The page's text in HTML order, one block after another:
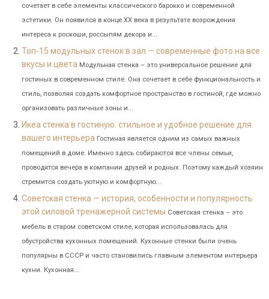
сочетает в себе элементы классического барокко и современной
эстетики. Он появился в конце XX века в результате возрождения
интереса к роскоши, россыпям декора и...
Топ-15 модульных стенок в зал — современные фото на все
вкусы и цвета Модульная стенка – это универсальное решение для
гостиных в современном стиле. Она сочетает в себе функциональность и
стиль, позволяя создать комфортное пространство в гостиной, где можно
организовать различные зоны и...
Икеа стенка в гостиную: стильное и удобное решение для
вашего интерьера Гостиная является одним из самых важных
помещений в доме. Именно здесь собираются все члены семьи,
проводятся вечера в компании друзей и родных. Поэтому каждый хозяин
стремится создать уютную и комфортную...
Советская стенка — история, особенности и популярность
этой силовой тренажерной системы Советская стенка – это
мебель в старом советском стиле, которая использовалась для
обустройства кухонных помещений. Кухонные стенки были очень
популярны в СССР и часто становились главным элементом интерьера
кухни. Кухонная...